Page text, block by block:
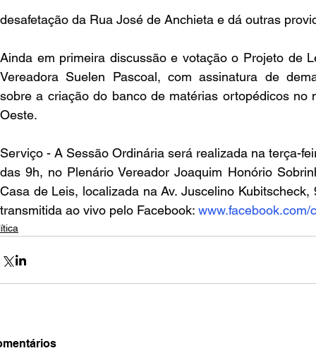
desafetação da Rua José de Anchieta e dá outras
Ainda em primeira discussão e votação o Projeto de
Vereadora Suelen Pascoal, com assinatura de
sobre a criação do banco de matérias ortopédicos no
Oeste.
Serviço - A Sessão Ordinária será realizada na terça-
das 9h, no Plenário Vereador Joaquim Honório
Casa de Leis, localizada na Av. Juscelino
transmitida ao vivo pelo Facebook: www.facebook.com/